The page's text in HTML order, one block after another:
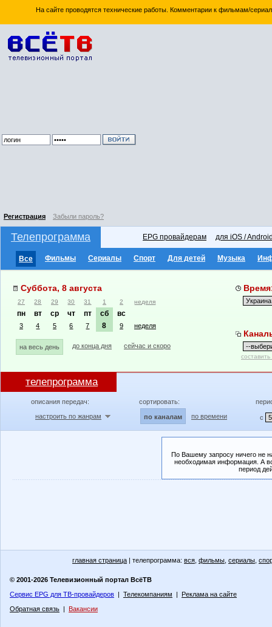
На сайте проводятся технические работы. Комментарии к фильмам/
Регистрация Забыли пароль?
Телепрограмма EPG провайдерам для iOS /
Все Фильмы Сериалы Спорт Для детей Музыка
Суббота, 8 августа
27 28 29 30 31 1 2 неделя
пн вт ср чт пт сб вс
3 4 5 6 7 8 9 неделя
на весь день до конца дня сейчас и скоро
телепрограмма
описания передач:
настроить по жанрам
сортировать:
по каналам по времени с
По Вашему запросу ничего не
необходимая информация. А
период
главная страница | телепрограмма: вся фильмы сериалы
© 2001-2026 Телевизионный портал ВсёТВ
Сервис EPG для ТВ-провайдеров | Телекомпаниям | Реклама на сайте
Обратная связь | Вакансии